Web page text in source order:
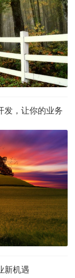
发，让你的业务
新机遇